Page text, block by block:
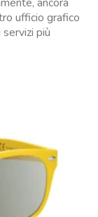
ancora
ufficio grafico
più